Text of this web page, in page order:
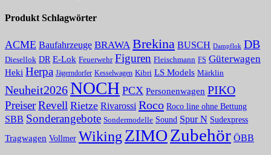
Produkt Schlagwörter
ACME Baufahrzeuge BRAWA Brekina BUSCH Dampflok DB
Diesellok DR E-Lok Feuerwehr Figuren Fleischmann FS Güterwagen
Heki Herpa Jägerndorfer Kesselwagen Kibri LS Models Märklin
Neuheit2026NOCH PCX Personenwagen PIKO
PreiserRevell Rietze Rivarossi Roco Roco line ohne Bettung
SBB Sonderangebote Sondermodelle Sound Spur N Sudexpress
Tragwagen Vollmer Wiking ZIMOZubehör ÖBB